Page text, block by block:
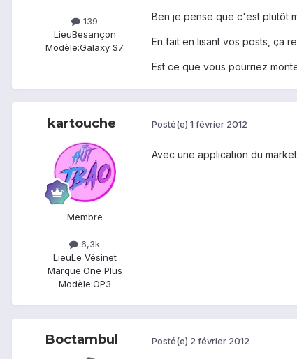
139
LieuBesançon
Modèle:Galaxy S7
Ben je pense que c'est plutôt
En fait en lisant vos posts, ça
Est ce que vous pourriez
kartouche
Membre
6,3k
LieuLe Vésinet
Marque:One Plus
Modèle:OP3
Posté(e) 1 février 2012
Avec une application du
Boctambul Posté(e) 2 février 2012